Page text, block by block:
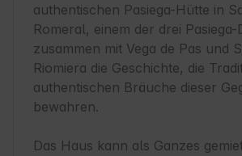
authentischen Pasiega-Hütte in
Romeral, einem der drei
zusammen mit Vega de Pas und
Riomiera die Geschichte, die
authentischen Bräuche dieser
bewahren.
Das Haus kann als Ganzes